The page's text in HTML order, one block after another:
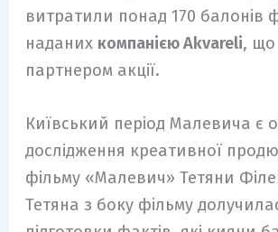
витратили понад 170 балонів
наданих компанією Akvareli, що
партнером акції.
Київський період Малевича є
дослідження креативної
фільму «Малевич» Тетяни
Тетяна з боку фільму